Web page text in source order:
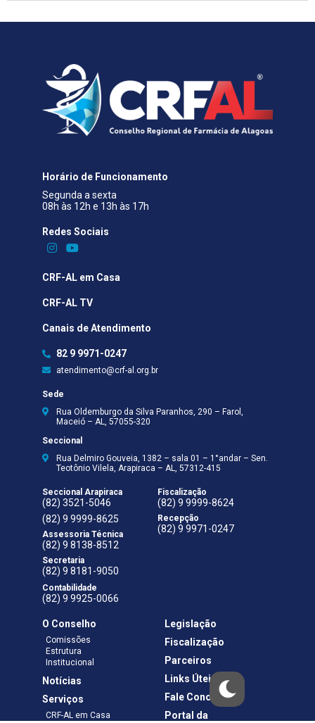
Horário de Funcionamento
Segunda a sexta
08h às 12h e 13h às 17h
Redes Sociais​
CRF-AL em Casa
CRF-AL TV
Canais de Atendimento
82 9 9971-0247
atendimento@crf-al.org.br
Sede
Rua Oldemburgo da Silva Paranhos, 290 – Farol,
Maceió – AL, 57055-320
Seccional
Rua Delmiro Gouveia, 1382 – sala 01 – 1°andar – Sen.
Teotônio Vilela, Arapiraca – AL, 57312-415
Seccional Arapiraca
(82) 3521-5046
(82) 9 9999-8625
Assessoria Técnica
(82) 9 8138-8512
Secretaria
(82) 9 8181-9050
Contabilidade
(82) 9 9925-0066
Fiscalização
(82) 9 9999-8624
Recepção
(82) 9 9971-0247
O Conselho
Comissões
Estrutura
Institucional
Notícias
Serviços
CRF-AL em Casa
Legislação
Fiscalização
Parceiros
Links Úteis
Fale Conosco
Portal da